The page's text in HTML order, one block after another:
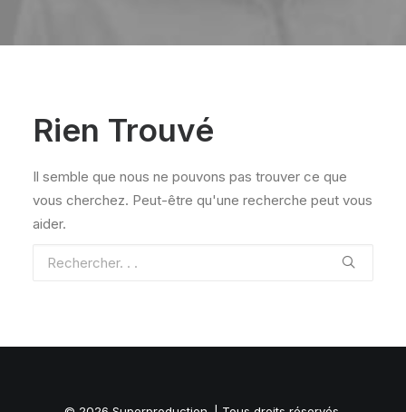
Rien Trouvé
Il semble que nous ne pouvons pas trouver ce que
vous cherchez. Peut-être qu'une recherche peut vous
aider.